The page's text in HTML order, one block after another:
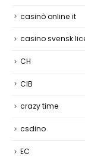
casinò online it
casino svensk
CH
CIB
crazy time
csdino
EC